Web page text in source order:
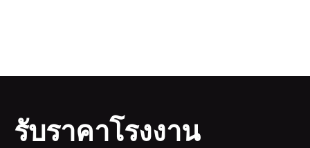
รับราคาโรงงาน